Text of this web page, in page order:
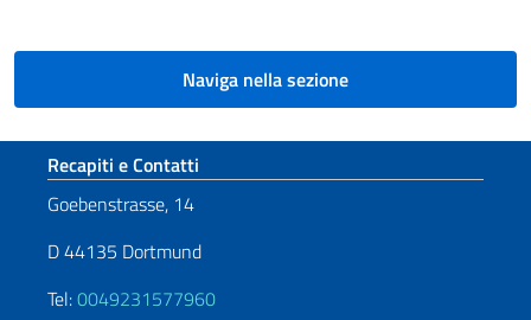
Naviga nella sezione
Sezione footer
Recapiti e Contatti
Goebenstrasse, 14
D 44135 Dortmund
Tel:0049231577960